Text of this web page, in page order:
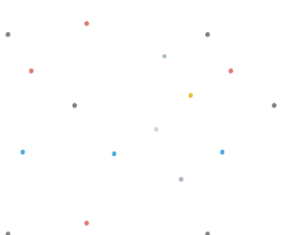
Baca selengkapnya